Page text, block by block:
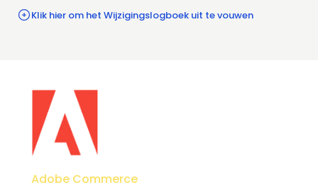
Klik hier om het Wijzigingslogboek uit te vouwen
Adobe Commerce